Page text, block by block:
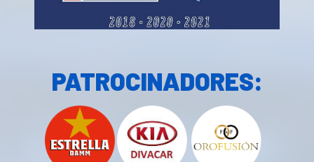
PATROCINADORES: